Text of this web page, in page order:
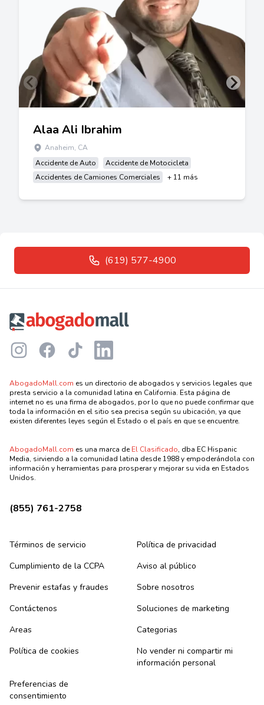
Alaa Ali Ibrahim
Anaheim, CA
Accidente de Auto
Accidente de Motocicleta
Accidentes de Camiones Comerciales
+ 11 más
(619) 577-4900
InstagramFacebookTikTok LinkedIn
AbogadoMall.com es un directorio de abogados y servicios legales que
presta servicio a la comunidad latina en California. Esta página de
internet no es una firma de abogados, por lo que no puede confirmar que
toda la información en el sitio sea precisa según su ubicación, ya que
existen diferentes leyes según el Estado o el país en que se encuentre.
AbogadoMall.com es una marca deEl Clasificado, dba EC Hispanic
Media, sirviendo a la comunidad latina desde 1988 y empoderándola con
información y herramientas para prosperar y mejorar su vida en Estados
Unidos.
(855) 761-2758
Términos de servicio
Política de privacidad
Cumplimiento de la CCPA
Aviso al público
Prevenir estafas y fraudes
Sobre nosotros
Contáctenos
Soluciones de marketing
Areas
Categorias
Política de cookies
No vender ni compartir mi
información personal
Preferencias de
consentimiento